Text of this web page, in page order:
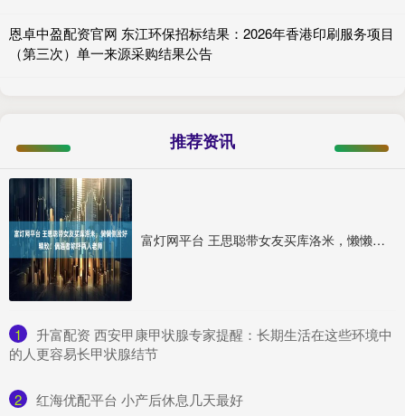
恩卓中盈配资官网 东江环保招标结果：2026年香港印刷服务项目
（第三次）单一来源采购结果公告
推荐资讯
富灯网平台 王思聪带女友买库洛米，懒懒侧脸好精致！偶遇者称呼两人老师
1
​升富配资 西安甲康甲状腺专家提醒：长期生活在这些环境中
的人更容易长甲状腺结节
2 ​红海优配平台 小产后休息几天最好